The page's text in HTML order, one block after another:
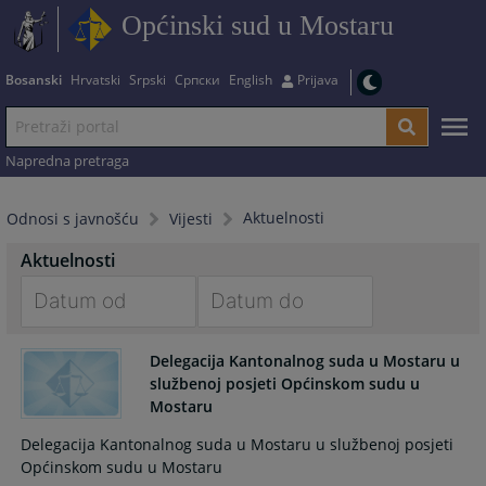
Općinski sud u Mostaru
Bosanski Hrvatski Srpski Српски English Prijava
Napredna pretraga
Odnosi s javnošću Vijesti Aktuelnosti
Aktuelnosti
forward
interact
the
calendar
forward
to
interact
the
calendar
Delegacija Kantonalnog suda u Mostaru u
službenoj posjeti Općinskom sudu u
Mostaru
Delegacija Kantonalnog suda u Mostaru u službenoj posjeti
Općinskom sudu u Mostaru